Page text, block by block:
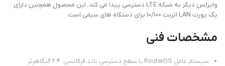
وایرلس دیگر به شبکه LTE دسترسی پیدا می کند. این محصول همچنین دارای
یک پورت LAN اترنت 10/100 برای دستگاه های سیمی است.
مشخصات فنی
سیستم عامل RouterOS با سطح دسترسی باند فرکانسی: ۲.۴ گیگاهرتز